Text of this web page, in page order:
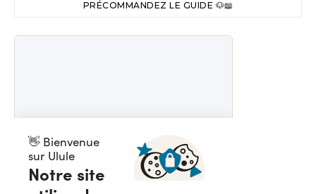
PRÉCOMMANDEZ LE GUIDE 🐶📖